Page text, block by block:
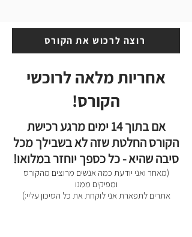
רוצה לרכוש את הקורס
אחריות מלאה לרוכשי
הקורס!
אם בתוך 14 ימים מרגע רכישת
הקורס החלטת שזה לא בשבילך מכל
סיבה שהיא - כל כספך יוחזר במלואו!
(מאחר ואני יודעת כמה אנשים מרוצים מהקורס
ומפיקים ממנו
אתרים לתפארת אני לוקחת את כל הסיכון עליי:)